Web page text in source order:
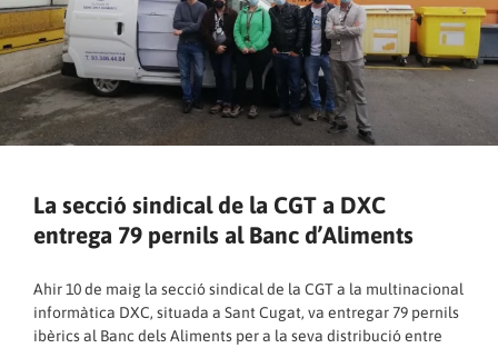
La secció sindical de la CGT a DXC
entrega 79 pernils al Banc d’Aliments
Ahir 10 de maig la secció sindical de la CGT a la multinacional
informàtica DXC, situada a Sant Cugat, va entregar 79 pernils
ibèrics al Banc dels Aliments per a la seva distribució entre